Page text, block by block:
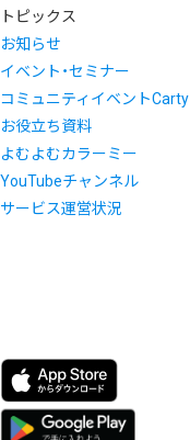
トピックス
お知らせ
イベント・セミナー
コミュニティイベントCarty
お役立ち資料
よむよむカラーミー
YouTubeチャンネル
サービス運営状況